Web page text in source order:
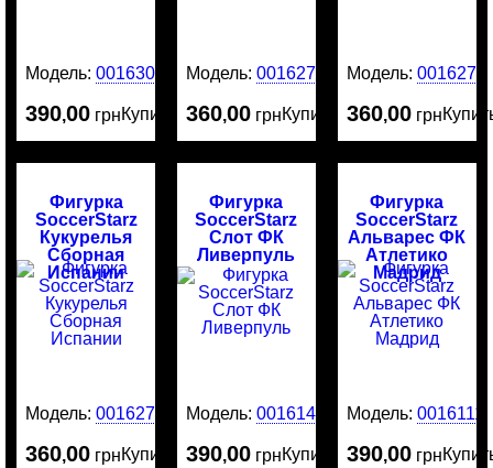
Модель:0016303
390,00 грнКупить
Модель:0016275
360,00 грнКупить
Модель: 0016274
360,00 грн
Фигурка
SoccerStarz
Кукурелья
Сборная
Испании
Модель:0016273
360,00 грнКупить
Фигурка
SoccerStarz
Слот ФК
Ливерпуль
Модель:0016141
390,00 грнКупить
Фигурка
SoccerStarz
Альварес ФК
Атлетико
Мадрид
Модель: 0016111
390,00 грн